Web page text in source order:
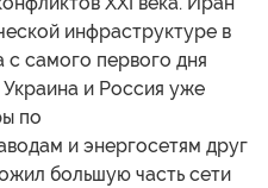
инфраструктуре в
с самого первого дня
и Россия уже
по
и энергосетям друг
большую часть сети